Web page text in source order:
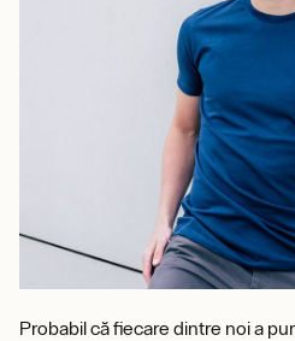
Probabil că fiecare dintre noi a